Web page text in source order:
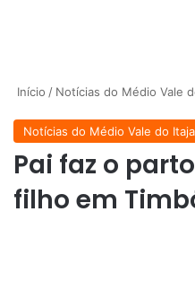
Início / Notícias do Médio Vale
Notícias do Médio Vale do
Pai faz o
filho em